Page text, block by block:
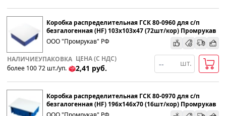
Коробка распределительная ГСК 80-0960 для с/п
безгалогенная (HF) 103х103х47 (72шт/кор) Промрукав
ООО "Промрукав" РФ
НАЛИЧИЕ
более 100
УПАКОВКА
72 шт./уп.
ЦЕНА (С НДС)
2,41 руб.
шт.
Коробка распределительная ГСК 80-0970 для с/п
безгалогенная (HF) 196х146х70 (16шт/кор) Промрукав